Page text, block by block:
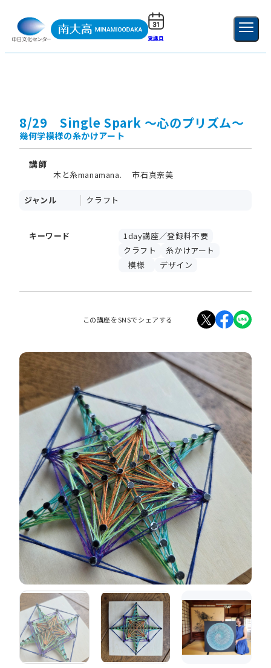
受講日 新規登録
8/29 Single Spark ～心のプリズム～
幾何学模様の糸かけアート
講師
木と糸manamana. 市石真奈美
ジャンル クラフト
キーワード
1day講座／登録料不要
クラフト
糸かけアート
模様
デザイン
この講座をSNSでシェアする